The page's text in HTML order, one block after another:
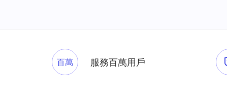
百萬 服務百萬用戶